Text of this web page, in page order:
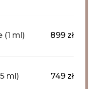
(1 ml) 899 zł
ml) 749 zł